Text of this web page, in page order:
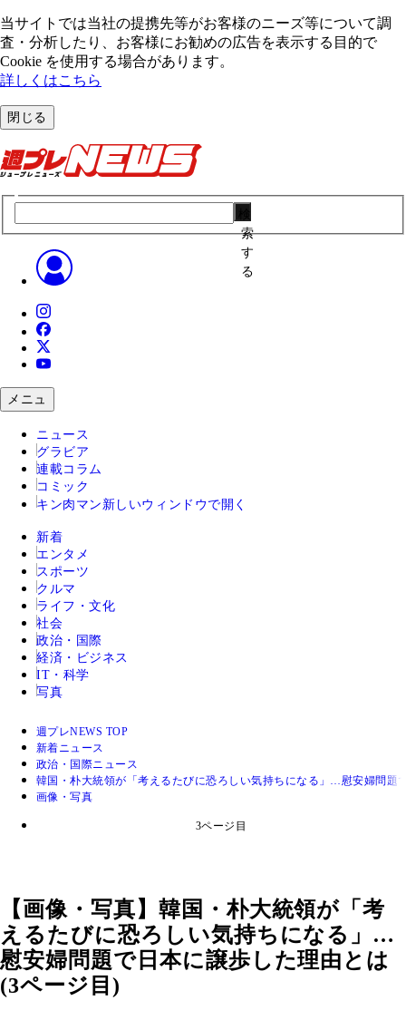
当サイトでは当社の提携先等がお客様のニーズ等について調
査・分析したり、お客様にお勧めの広告を表⽰する⽬的で
Cookie を使⽤する場合があります。
詳しくはこちら
閉じる
索
す
る
メニュ
ニュース
グラビア
連載コラム
コミック
キン肉マン 新しいウィンドウで開く
新着
エンタメ
スポーツ
クルマ
ライフ・文化
社会
政治・国際
経済・ビジネス
IT・科学
写真
週プレNEWS TOP
新着ニュース
政治・国際ニュース
韓国・朴大統領が「考えるたびに恐ろしい気持ちになる」…慰安婦問題
画像・写真
3ページ目
【画像・写真】韓国・朴大統領が「考
えるたびに恐ろしい気持ちになる」…
慰安婦問題で日本に譲歩した理由とは
(3ページ目)